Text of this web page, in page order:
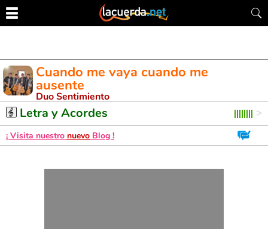
Cuando me vaya cuando me
ausente
Duo Sentimiento
Letra y Acordes
¡ Visita nuestro nuevo Blog !